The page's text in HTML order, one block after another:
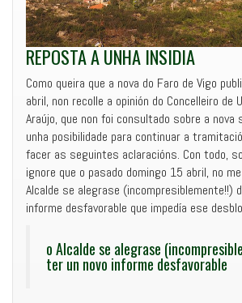
REPOSTA A UNHA INSIDIA
Como queira que a nova do Faro de Vigo
abril, non recolle a opinión do Concelleiro de
Araújo, que non foi consultado sobre a nova
unha posibilidade para continuar a
facer as seguintes aclaracións. Con todo,
ignore que o pasado domingo 15 abril, no
Alcalde se alegrase (incompresiblemente!!)
informe desfavorable que impedía ese
o Alcalde se alegrase
ter un novo informe desfavorable